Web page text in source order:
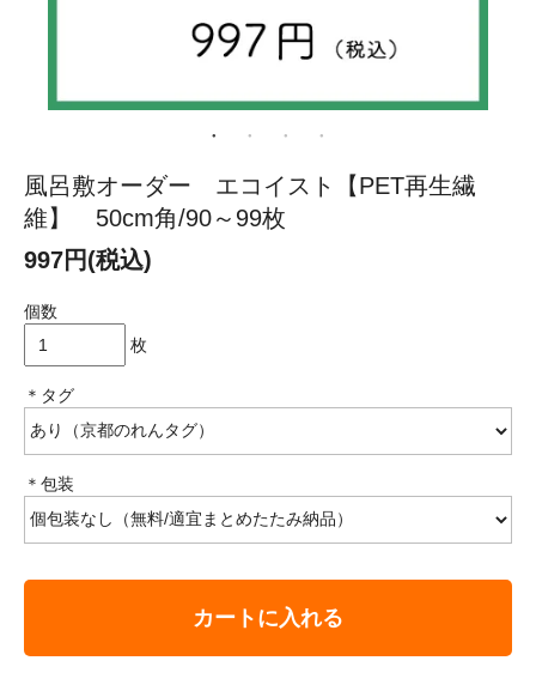
風呂敷オーダー エコイスト【PET再生繊
維】 50cm角/90～99枚
997円(税込)
個数
枚
＊タグ
＊包装
カートに入れる